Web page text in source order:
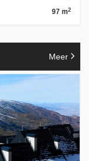
97 m2
Meer